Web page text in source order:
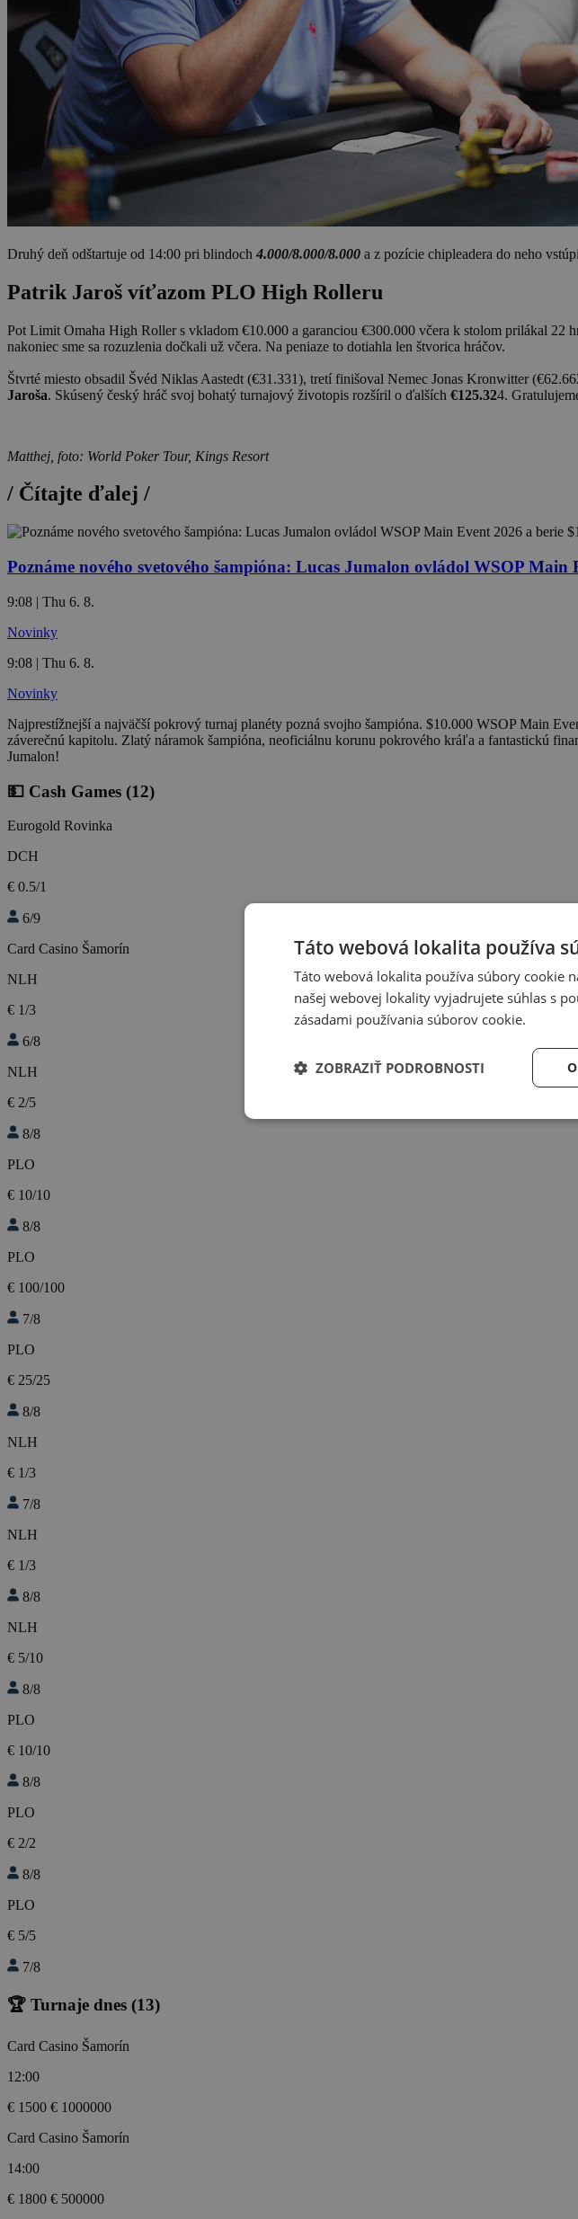
Druhý deň odštartuje od 14:00 pri blindoch 4.000/8.000/8.000 a z pozície chipleadera do neho
Patrik Jaroš víťazom PLO High Rolleru
Pot Limit Omaha High Roller s vkladom €10.000 a garanciou €300.000 včera k stolom prilákal 22
nakoniec sme sa rozuzlenia dočkali už včera. Na peniaze to dotiahla len štvorica hráčov.
Štvrté miesto obsadil Švéd Niklas Aastedt (€31.331), tretí finišoval Nemec Jonas Kronwitter
Jaroša. Skúsený český hráč svoj bohatý turnajový životopis rozšíril o ďalších €125.324.
Matthej, foto: World Poker Tour, Kings Resort
/ Čítajte ďalej /
Poznáme nového svetového šampióna: Lucas Jumalon ovládol WSOP Main
9:08 | Thu 6. 8.
Novinky
9:08 | Thu 6. 8.
Novinky
Najprestížnejší a najväčší pokrový turnaj planéty pozná svojho šampióna. $10.000 WSOP Main
záverečnú kapitolu. Zlatý náramok šampióna, neoficiálnu korunu pokrového kráľa a fantastickú
Jumalon!
💵 Cash Games (12)
Eurogold Rovinka
DCH
€ 0.5/1
6/9
Card Casino Šamorín
NLH
€ 1/3
6/8
NLH
€ 2/5
8/8
PLO
€ 10/10
8/8
PLO
€ 100/100
7/8
PLO
€ 25/25
8/8
NLH
€ 1/3
7/8
NLH
€ 1/3
8/8
NLH
€ 5/10
8/8
PLO
€ 10/10
8/8
PLO
€ 2/2
8/8
PLO
€ 5/5
7/8
🏆 Turnaje dnes (13)
Card Casino Šamorín
12:00
€ 1500 € 1000000
Card Casino Šamorín
14:00
€ 1800 € 500000
Táto webová lokalita používa
Táto webová lokalita používa súbory cookie
našej webovej lokality vyjadrujete súhlas s
zásadami používania súborov cookie.
ZOBRAZIŤ PODROBNOSTI